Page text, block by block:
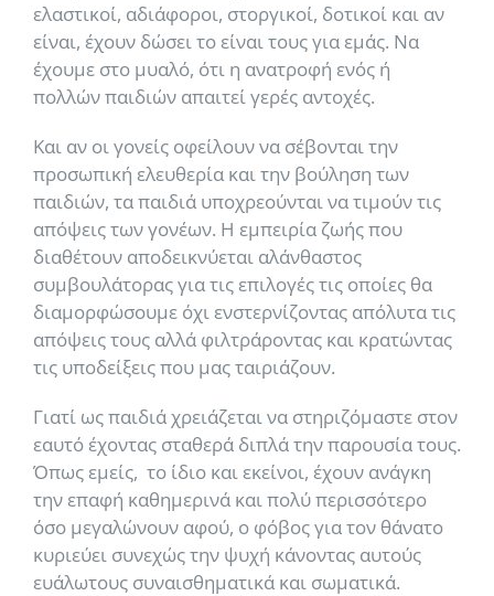
ελαστικοί, αδιάφοροι, στοργικοί, δοτικοί και αν
είναι, έχουν δώσει το είναι τους για εμάς. Να
έχουμε στο μυαλό, ότι η ανατροφή ενός ή
πολλών παιδιών απαιτεί γερές αντοχές.
Και αν οι γονείς οφείλουν να σέβονται την
προσωπική ελευθερία και την βούληση των
παιδιών, τα παιδιά υποχρεούνται να τιμούν τις
απόψεις των γονέων. Η εμπειρία ζωής που
διαθέτουν αποδεικνύεται αλάνθαστος
συμβουλάτορας για τις επιλογές τις οποίες θα
διαμορφώσουμε όχι ενστερνίζοντας απόλυτα τις
απόψεις τους αλλά φιλτράροντας και κρατώντας
τις υποδείξεις που μας ταιριάζουν.
Γιατί ως παιδιά χρειάζεται να στηριζόμαστε στον
εαυτό έχοντας σταθερά διπλά την παρουσία τους.
Όπως εμείς, το ίδιο και εκείνοι, έχουν ανάγκη
την επαφή καθημερινά και πολύ περισσότερο
όσο μεγαλώνουν αφού, ο φόβος για τον θάνατο
κυριεύει συνεχώς την ψυχή κάνοντας αυτούς
ευάλωτους συναισθηματικά και σωματικά.